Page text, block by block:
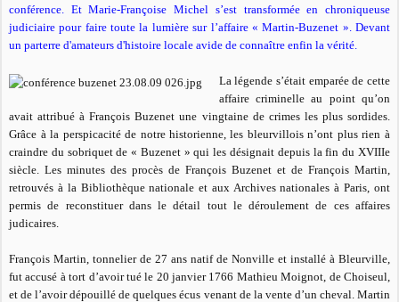
conférence. Et Marie-Françoise Michel s’est transformée en chroniqueuse
judiciaire pour faire toute la lumière sur l’affaire « Martin-Buzenet ». Devant
un parterre d'amateurs d'histoire locale avide de connaître enfin la vérité.
La légende s’était emparée de cette
affaire criminelle au point qu’on
avait attribué à François Buzenet une vingtaine de crimes les plus sordides.
Grâce à la perspicacité de notre historienne, les bleurvillois n’ont plus rien à
craindre du sobriquet de « Buzenet » qui les désignait depuis la fin du XVIIIe
siècle. Les minutes des procès de François Buzenet et de François Martin,
retrouvés à la Bibliothèque nationale et aux Archives nationales à Paris, ont
permis de reconstituer dans le détail tout le déroulement de ces affaires
judicaires.
François Martin, tonnelier de 27 ans natif de Nonville et installé à Bleurville,
fut accusé à tort d’avoir tué le 20 janvier 1766 Mathieu Moignot, de Choiseul,
et de l’avoir dépouillé de quelques écus venant de la vente d’un cheval. Martin